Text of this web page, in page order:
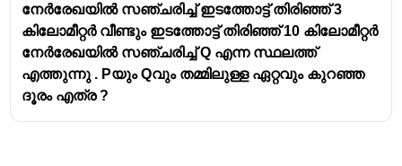
നേർരേഖയിൽ സഞ്ചരിച്ച് ഇടത്തോട്ട് തിരിഞ്ഞ് 3
കിലോമീറ്റർ വീണ്ടും ഇടത്തോട്ട് തിരിഞ്ഞ് 10 കിലോമീറ്റർ
നേർരേഖയിൽ സഞ്ചരിച്ച് Q എന്ന സ്ഥലത്ത്
എത്തുന്നു . Pയും Qവും തമ്മിലുള്ള ഏറ്റവും കുറഞ്ഞ
ദൂരം എത്ര ?